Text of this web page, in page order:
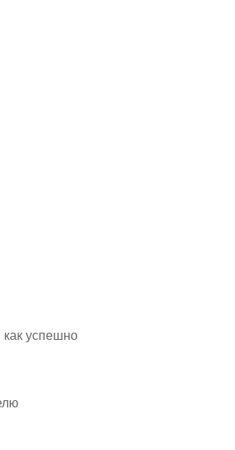
как успешно